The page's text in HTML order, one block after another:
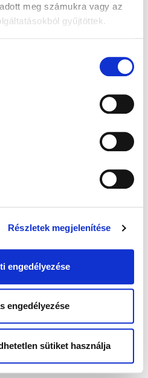
meg számukra vagy az
gyűjtöttek.
Részletek megjelenítése
engedélyezése
engedélyezése
sütiket használja